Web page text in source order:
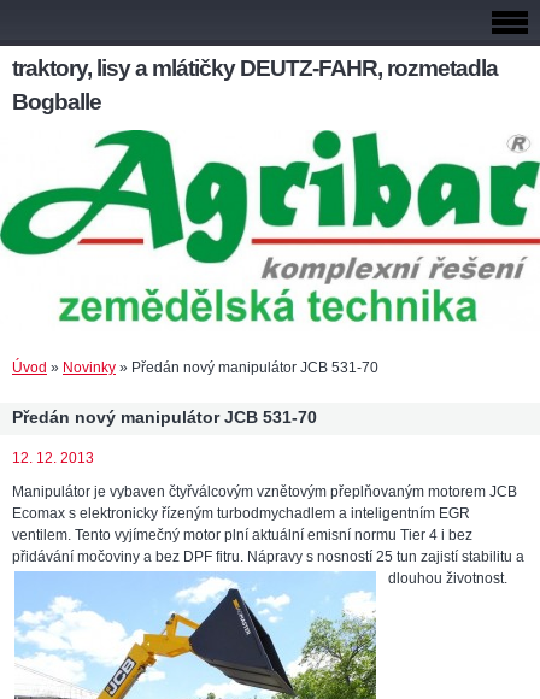
traktory, lisy a mlátičky DEUTZ-FAHR, rozmetadla
Bogballe
Úvod » Novinky » Předán nový manipulátor JCB 531-70
Předán nový manipulátor JCB 531-70
12. 12. 2013
Manipulátor je vybaven čtyřválcovým vznětovým přeplňovaným motorem JCB
Ecomax s elektronicky řízeným turbodmychadlem a inteligentním EGR
ventilem. Tento vyjímečný motor plní aktuální emisní normu Tier 4 i bez
přidávání močoviny a bez DPF fitru. Nápravy s nosností 25 tun zajistí stabilitu a
dlouhou životnost.